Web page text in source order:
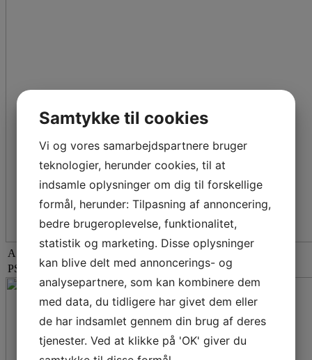
A.P. Møller Fonden
PSK´s nye klubhus opføres med støtte fra A.P. Møllerfonden
Samtykke til cookies
Vi og vores samarbejdspartnere bruger
teknologier, herunder cookies, til at
indsamle oplysninger om dig til forskellige
formål, herunder: Tilpasning af annoncering,
bedre brugeroplevelse, funktionalitet,
statistik og marketing. Disse oplysninger
kan blive delt med annoncerings- og
analysepartnere, som kan kombinere dem
med data, du tidligere har givet dem eller
de har indsamlet gennem din brug af deres
tjenester. Ved at klikke på 'OK' giver du